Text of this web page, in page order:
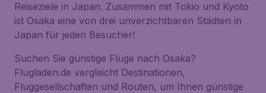
Reiseziele in Japan. Zusammen mit Tokio und Kyoto
ist Osaka eine von drei unverzichtbaren Städten in
Japan für jeden Besucher!
Suchen Sie günstige Flüge nach Osaka?
Flugladen.de vergleicht Destinationen,
Fluggesellschaften und Routen, um Ihnen günstige